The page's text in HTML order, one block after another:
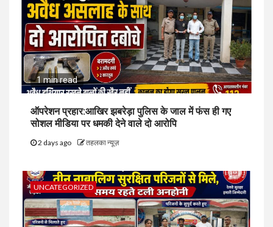
1 min read
ऑपरेशन प्रहार:आखिर झबरेड़ा पुलिस के जाल में फंस ही गए
सोशल मीडिया पर धमकी देने वाले दो आरोपि
2 days ago तहलका न्यूज़
UNCATEGORIZED